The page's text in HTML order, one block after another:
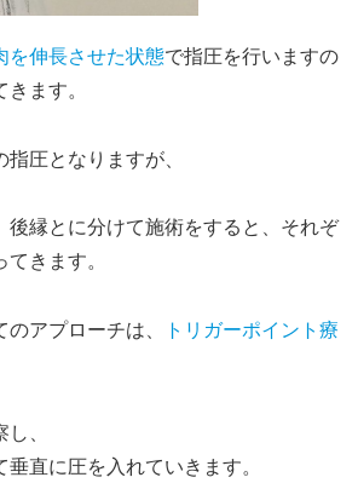
を伸長させた状態で指圧を行いますの
ます。
指圧となりますが、
後縁とに分けて施術をすると、それぞ
きます。
アプローチは、
トリガーポイント療
、
直に圧を入れていきます。